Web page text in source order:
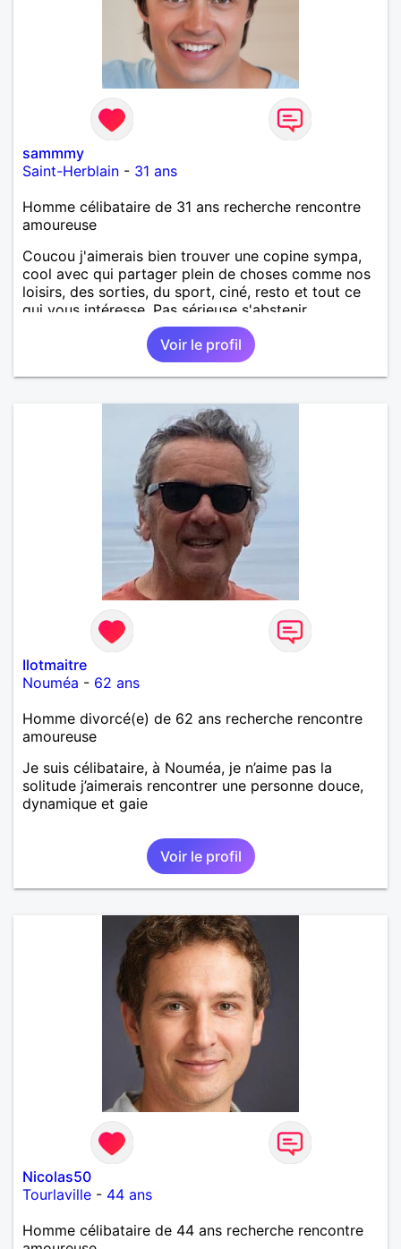
sammmy
Saint-Herblain - 31 ans
Homme célibataire de 31 ans recherche rencontre
amoureuse
Coucou j'aimerais bien trouver une copine sympa,
cool avec qui partager plein de choses comme nos
loisirs, des sorties, du sport, ciné, resto et tout ce
qui vous intéresse. Pas sérieuse s'abstenir.
Voir le profil
Ilotmaitre
Nouméa - 62 ans
Homme divorcé(e) de 62 ans recherche rencontre
amoureuse
Je suis célibataire, à Nouméa, je n’aime pas la
solitude j’aimerais rencontrer une personne douce,
dynamique et gaie
Voir le profil
Nicolas50
Tourlaville - 44 ans
Homme célibataire de 44 ans recherche rencontre